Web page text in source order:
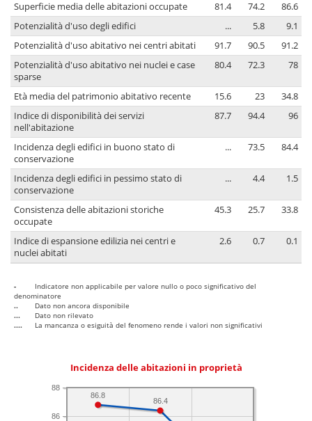
Superficie media delle abitazioni occupate
81.4 74.2
86.6
Potenzialità d'uso degli edifici
... 5.8
9.1
Potenzialità d'uso abitativo nei centri abitati
91.7 90.5
91.2
Potenzialità d'uso abitativo nei nuclei e case
sparse
80.4 72.3 78
Età media del patrimonio abitativo recente 15.6 23
34.8
Indice di disponibilità dei servizi
nell'abitazione
87.7 94.4 96
Incidenza degli edifici in buono stato di
conservazione
... 73.5 84.4
Incidenza degli edifici in pessimo stato di
conservazione
... 4.4 1.5
Consistenza delle abitazioni storiche
occupate
45.3 25.7 33.8
Indice di espansione edilizia nei centri e
nuclei abitati
2.6 0.7 0.1
-
Indicatore non applicabile per valore nullo o poco significativo del
denominatore
..
Dato non ancora disponibile
...
Dato non rilevato
....
La mancanza o esiguità del fenomeno rende i valori non significativi
Incidenza delle abitazioni in proprietà
86
88
86.4
86.8